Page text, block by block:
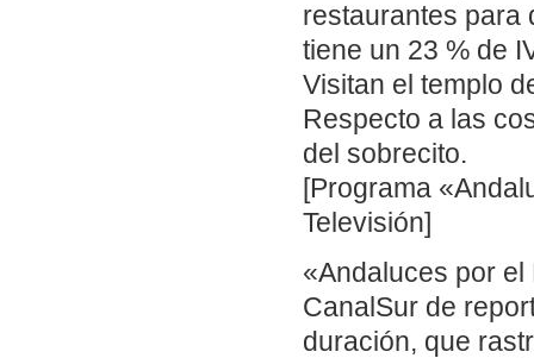
restaurantes para
tiene un 23 % de
Visitan el templo
Respecto a las
del sobrecito.
[Programa
Televisión]
«Andaluces por
CanalSur de
duración, que